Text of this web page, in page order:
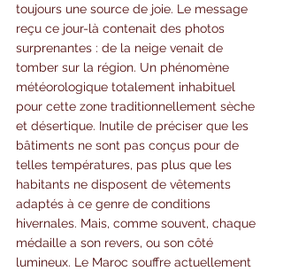
toujours une source de joie. Le message
reçu ce jour-là contenait des photos
surprenantes : de la neige venait de
tomber sur la région. Un phénomène
météorologique totalement inhabituel
pour cette zone traditionnellement sèche
et désertique. Inutile de préciser que les
bâtiments ne sont pas conçus pour de
telles températures, pas plus que les
habitants ne disposent de vêtements
adaptés à ce genre de conditions
hivernales. Mais, comme souvent, chaque
médaille a son revers, ou son côté
lumineux. Le Maroc souffre actuellement